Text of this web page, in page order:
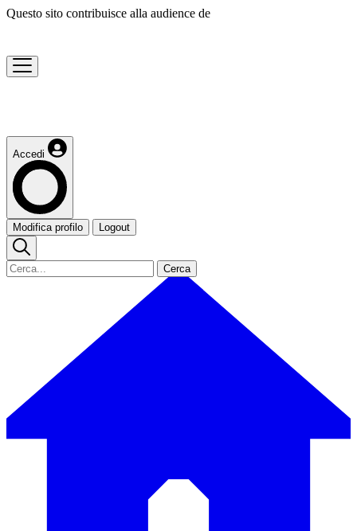
Questo sito contribuisce alla audience de
Accedi
Modifica profilo Logout
Cerca